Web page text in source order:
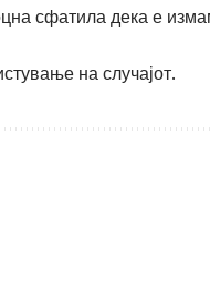
сфатила дека е
на случајот.